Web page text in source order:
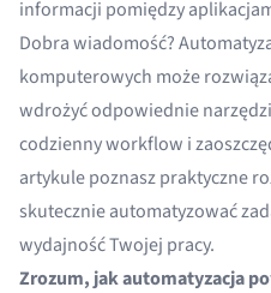
informacji pomiędzy
Dobra wiadomość?
komputerowych może
wdrożyć odpowiednie
codzienny workflow i
artykule poznasz praktyczne
skutecznie automatyzować
wydajność Twojej pracy.
Zrozum, jak automatyzacja